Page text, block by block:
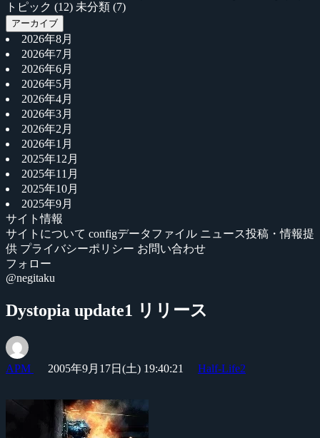
トピック (12) 未分類 (7)
アーカイブ
2026年8月
2026年7月
2026年6月
2026年5月
2026年4月
2026年3月
2026年2月
2026年1月
2025年12月
2025年11月
2025年10月
2025年9月
サイト情報
サイトについて configデータファイル ニュース投稿・情報提
供 プライバシーポリシー お問い合わせ
フォロー
@negitaku
Dystopia update1 リリース
APM 2005年9月17日(土) 19:40:21 Half-Life2